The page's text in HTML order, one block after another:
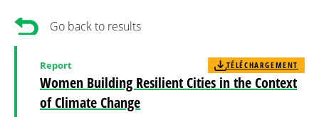
Go back to results
Women Building Resilient Cities in the Context
of Climate Change
Report TÉLÉCHARGEMENT